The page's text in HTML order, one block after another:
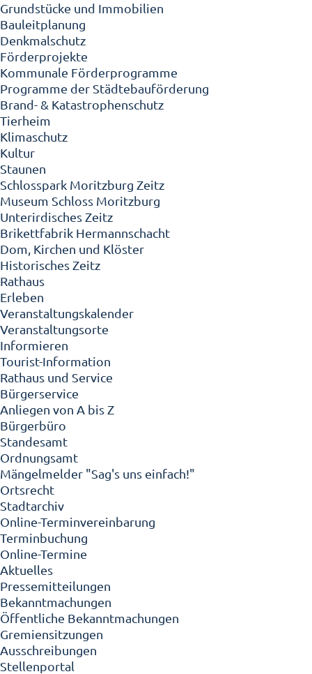
Grundstücke und Immobilien
Bauleitplanung
Denkmalschutz
Förderprojekte
Kommunale Förderprogramme
Programme der Städtebauförderung
Brand- & Katastrophenschutz
Tierheim
Klimaschutz
Kultur
Staunen
Schlosspark Moritzburg Zeitz
Museum Schloss Moritzburg
Unterirdisches Zeitz
Brikettfabrik Hermannschacht
Dom, Kirchen und Klöster
Historisches Zeitz
Rathaus
Erleben
Veranstaltungskalender
Veranstaltungsorte
Informieren
Tourist-Information
Rathaus und Service
Bürgerservice
Anliegen von A bis Z
Bürgerbüro
Standesamt
Ordnungsamt
Mängelmelder "Sag's uns einfach!"
Ortsrecht
Stadtarchiv
Online-Terminvereinbarung
Terminbuchung
Online-Termine
Aktuelles
Pressemitteilungen
Bekanntmachungen
Öffentliche Bekanntmachungen
Gremiensitzungen
Ausschreibungen
Stellenportal